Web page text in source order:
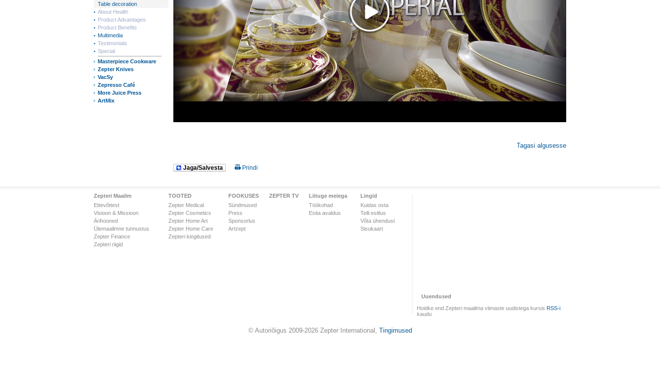
Table decoration
About Health
Product Advantages
Product Benefits
Multimedia
Testimonials
Special
Masterpiece Cookware
Zepter Knives
VacSy
Zepresso Café
More Juice Press
ArtMix
Tagasi algusesse
Jaga/Salvesta Prindi
Zepteri Maailm
Ettevõttest
Visioon & Missioon
Ärihooned
Ülemaailmne tunnustus
Zepter Finance
Zepteri riigid
TOOTED
Zepter Medical
Zepter Cosmetics
Zepter Home Art
Zepter Home Care
Zepteri kingitused
FOOKUSES
Sündmused
Press
Sponsorlus
Artzept
ZEPTER TV
Liituge meiega
Töökohad
Esita avaldus
Lingid
Kuidas osta
Telli esitlus
Võta ühendust
Sisukaart
Uuendused
Hoidke end Zepteri maailma viimaste uudistega kursis RSS-i
kaudu
© Autoriõigus 2009-2026 Zepter International, Tingimused